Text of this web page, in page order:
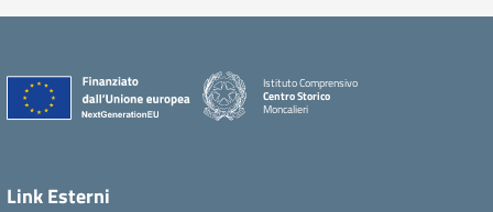
Istituto Comprensivo
Centro Storico
Moncalieri
Link Esterni